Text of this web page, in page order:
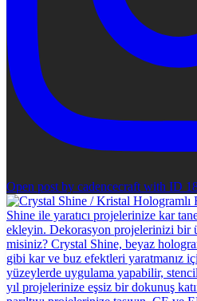
Open post by cadencecraft with ID